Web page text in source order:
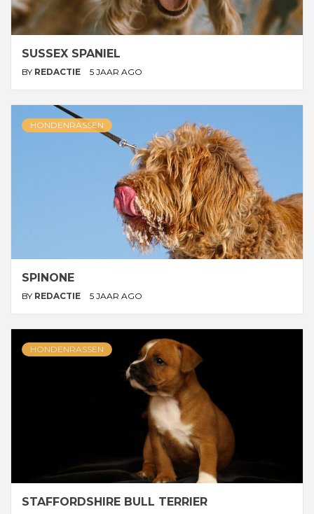
SUSSEX SPANIEL
BY REDACTIE 5 JAAR AGO
HONDENRASSEN
SPINONE
BY REDACTIE 5 JAAR AGO
HONDENRASSEN
STAFFORDSHIRE BULL TERRIER